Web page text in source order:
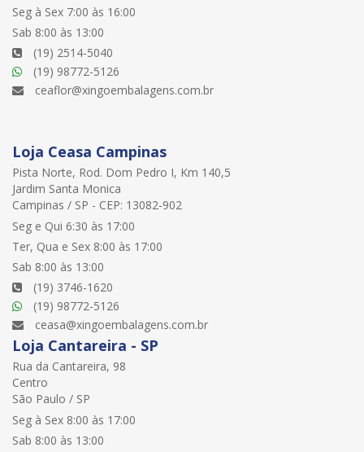
Seg à Sex 7:00 às 16:00
Sab 8:00 às 13:00
(19) 2514-5040
(19) 98772-5126
ceaflor@xingoembalagens.com.br
Loja Ceasa Campinas
Pista Norte, Rod. Dom Pedro I, Km 140,5
Jardim Santa Monica
Campinas / SP - CEP: 13082-902
Seg e Qui 6:30 às 17:00
Ter, Qua e Sex 8:00 às 17:00
Sab 8:00 às 13:00
(19) 3746-1620
(19) 98772-5126
ceasa@xingoembalagens.com.br
Loja Cantareira - SP
Rua da Cantareira, 98
Centro
São Paulo / SP
Seg à Sex 8:00 às 17:00
Sab 8:00 às 13:00